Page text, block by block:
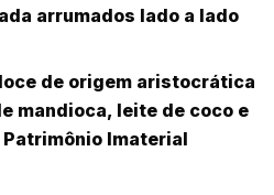
arrumados lado a lado
de origem aristocrática
mandioca, leite de coco e
Patrimônio Imaterial